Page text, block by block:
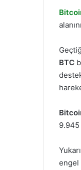
BTC
engel